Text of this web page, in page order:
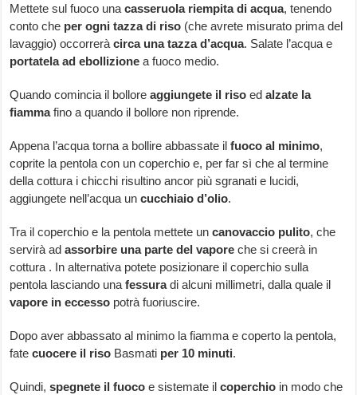
Mettete sul fuoco unacasseruola riempita di acqua, tenendo
conto che per ogni tazza di riso (che avrete misurato prima del
lavaggio) occorreràcirca una tazza d’acqua. Salate l’acqua e
portatela ad ebollizione a fuoco medio.
Quando comincia il bolloreaggiungete il riso edalzate la
fiammafino a quando il bollore non riprende.
Appena l’acqua torna a bollire abbassate ilfuoco al minimo,
coprite la pentola con un coperchio e, per far sì che al termine
della cottura i chicchi risultino ancor più sgranati e lucidi,
aggiungete nell’acqua uncucchiaio d’olio.
Tra il coperchio e la pentola mettete uncanovaccio pulito, che
servirà adassorbire una parte del vapore che si creerà in
cottura . In alternativa potete posizionare il coperchio sulla
pentola lasciando unafessuradi alcuni millimetri, dalla quale il
vapore in eccesso potrà fuoriuscire.
Dopo aver abbassato al minimo la fiamma e coperto la pentola,
fatecuocere il riso Basmati per 10 minuti.
Quindi, spegnete il fuoco e sistemate ilcoperchio in modo che